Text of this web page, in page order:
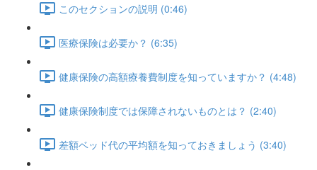
このセクションの説明 (0:46)
医療保険は必要か？ (6:35)
健康保険の高額療養費制度を知っていますか？ (4:48)
健康保険制度では保障されないものとは？ (2:40)
差額ベッド代の平均額を知っておきましょう (3:40)